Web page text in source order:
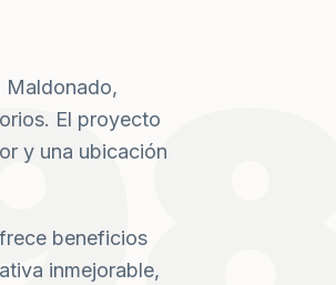
Maldonado,
El proyecto
y una ubicación
beneficios
inmejorable,